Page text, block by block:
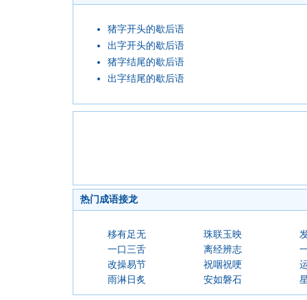
猪字开头的歇后语
出字开头的歇后语
猪字结尾的歇后语
出字结尾的歇后语
热门成语接龙
移有足无 珠联玉映
一口三舌
离经辨志
改操易节
祝咽祝哽
雨淋日炙
安如磐石